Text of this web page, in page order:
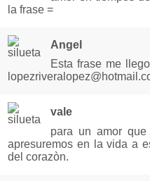
la frase =
Angel
Esta frase me
vale
para un amor
apresuremos en la vida a
del corazòn.